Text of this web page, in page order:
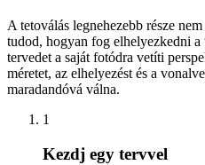
A tetoválás legnehezebb része
tudod, hogyan fog elhelyezkedni
tervedet a saját fotódra vetíti
méretet, az elhelyezést és a
maradandóvá válna.
1
Kezdj egy tervvel